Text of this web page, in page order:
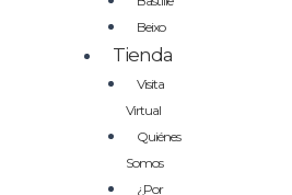
Beixo
Tienda
Visita
Virtual
Quiénes
Somos
¿Por